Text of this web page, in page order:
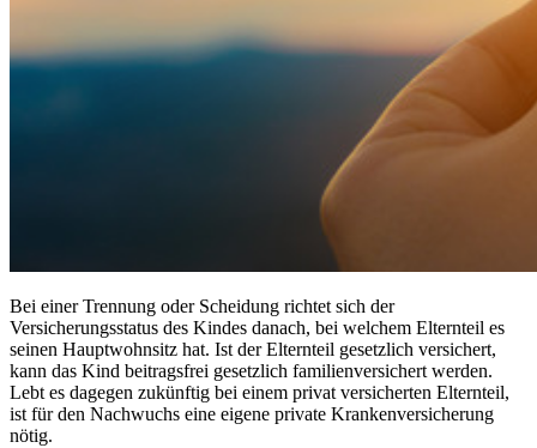
Bei einer Trennung oder Scheidung richtet sich der
Versicherungsstatus des Kindes danach, bei welchem Elternteil es
seinen Hauptwohnsitz hat. Ist der Elternteil gesetzlich versichert,
kann das Kind beitragsfrei gesetzlich familienversichert werden.
Lebt es dagegen zukünftig bei einem privat versicherten Elternteil,
ist für den Nachwuchs eine eigene private Krankenversicherung
nötig.